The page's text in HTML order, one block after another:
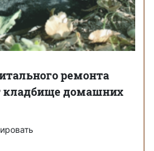
ремонта
кладбище домашних